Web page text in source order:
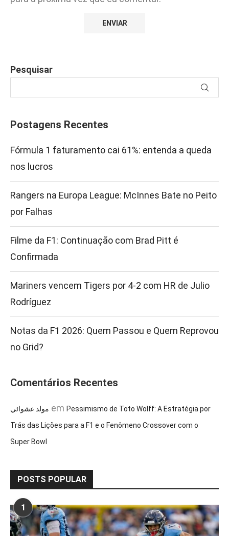
Pesquisar
Postagens Recentes
Fórmula 1 faturamento cai 61%: entenda a queda
nos lucros
Rangers na Europa League: McInnes Bate no Peito
por Falhas
Filme da F1: Continuação com Brad Pitt é
Confirmada
Mariners vencem Tigers por 4-2 com HR de Julio
Rodríguez
Notas da F1 2026: Quem Passou e Quem Reprovou
no Grid?
Comentários Recentes
مولد عشوائي em Pessimismo de Toto Wolff: A Estratégia por
Trás das Lições para a F1 e o Fenômeno Crossover com o
Super Bowl
POSTS POPULAR
1